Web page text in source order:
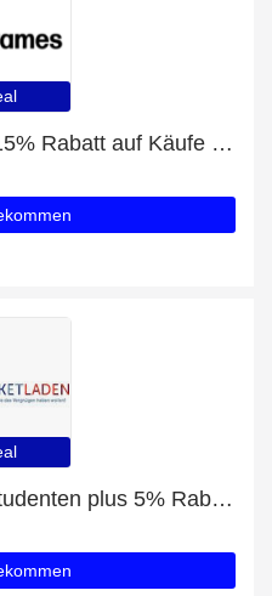
Erhalten Sie zusätzlich 15% Rabatt auf Käufe von Pepe Jeans PJ7395
Bis zu 43% Rabatt für Studenten plus 5% Rabatt auf Merrily We Roll Along tickets